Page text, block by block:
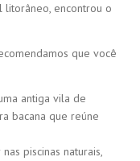
encontrou o
que você
antiga vila de
bacana que reúne
piscinas naturais,